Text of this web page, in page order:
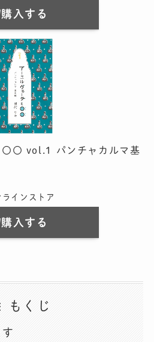
購入する
〇〇 vol.1 パンチャカルマ基
ラインストア
購入する
もくじ